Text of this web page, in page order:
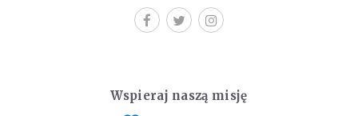
Wspieraj naszą misję